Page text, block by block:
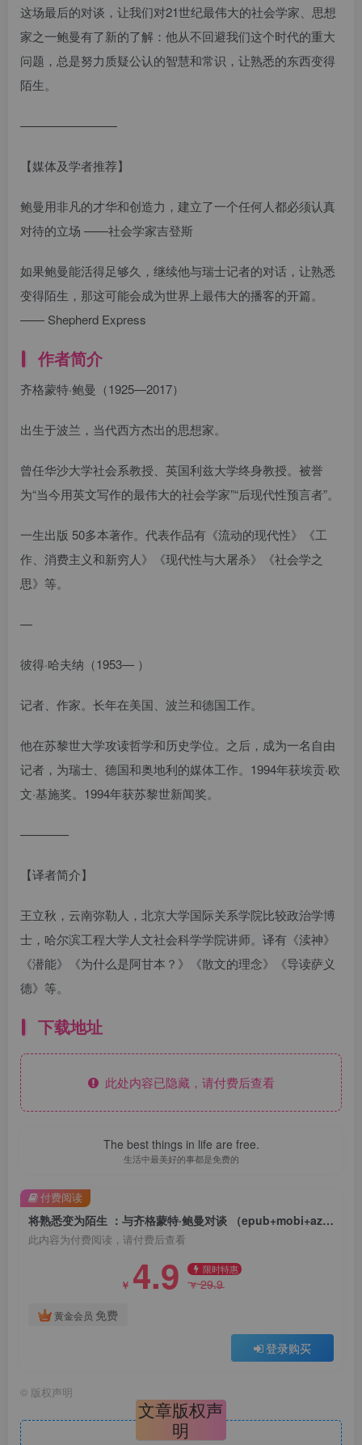
这场最后的对谈，让我们对21世纪最伟大的社会学家、思想
家之一鲍曼有了新的了解：他从不回避我们这个时代的重大
问题，总是努力质疑公认的智慧和常识，让熟悉的东西变得
陌生。
————————
【媒体及学者推荐】
鲍曼用非凡的才华和创造力，建立了一个任何人都必须认真
对待的立场 ——社会学家吉登斯
如果鲍曼能活得足够久，继续他与瑞士记者的对话，让熟悉
变得陌生，那这可能会成为世界上最伟大的播客的开篇。
—— Shepherd Express
作者简介
齐格蒙特·鲍曼（1925—2017）
出生于波兰，当代西方杰出的思想家。
曾任华沙大学社会系教授、英国利兹大学终身教授。被誉
为“当今用英文写作的最伟大的社会学家”“后现代性预言者”。
一生出版 50多本著作。代表作品有《流动的现代性》《工
作、消费主义和新穷人》《现代性与大屠杀》《社会学之
思》等。
—
彼得·哈夫纳（1953— ）
记者、作家。长年在美国、波兰和德国工作。
他在苏黎世大学攻读哲学和历史学位。之后，成为一名自由
记者，为瑞士、德国和奥地利的媒体工作。1994年获埃贡·欧
文·基施奖。1994年获苏黎世新闻奖。
————
【译者简介】
王立秋，云南弥勒人，北京大学国际关系学院比较政治学博
士，哈尔滨工程大学人文社会科学学院讲师。译有《渎神》
《潜能》《为什么是阿甘本？》《散文的理念》《导读萨义
德》等。
下载地址
此处内容已隐藏，请付费后查看
The best things in life are free.
生活中最美好的事都是免费的
将熟悉变为陌生 ：与齐格蒙特·鲍曼对谈 （epub+mobi+azw3+pdf）
此内容为付费阅读，请付费后查看
￥ 4.9 限时特惠
￥29.9
黄金会员 免费
登录购买
付费阅读
© 版权声明
文章版权声
明